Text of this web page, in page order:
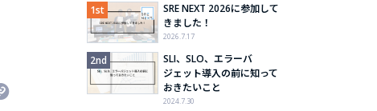
SRE NEXT 2026に参加して
きました！
2026.7.17
SLI、SLO、エラーバ
ジェット導入の前に知って
おきたいこと
2024.7.30